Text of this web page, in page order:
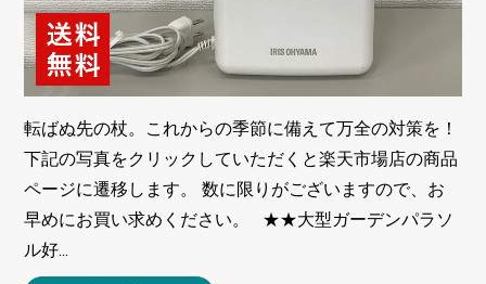
転ばぬ先の杖。これからの季節に備えて万全の対策を！
下記の写真をクリックしていただくと楽天市場店の商品
ページに遷移します。 数に限りがございますので、お
早めにお買い求めください。 ★★大型ガーデンパラソ
ル好...